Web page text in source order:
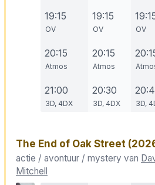
19:15
OV
20:15
Atmos
21:00
3D, 4DX
19:15
OV
20:15
Atmos
20:30
3D, 4DX
OV
3D,
The End of Oak Street
actie / avontuur / mystery van
Mitchell